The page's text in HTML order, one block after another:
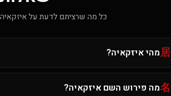
כל מה שרציתם לדעת על
居מהי איזקאיה?
名מה פירוש השם איזקאיה?